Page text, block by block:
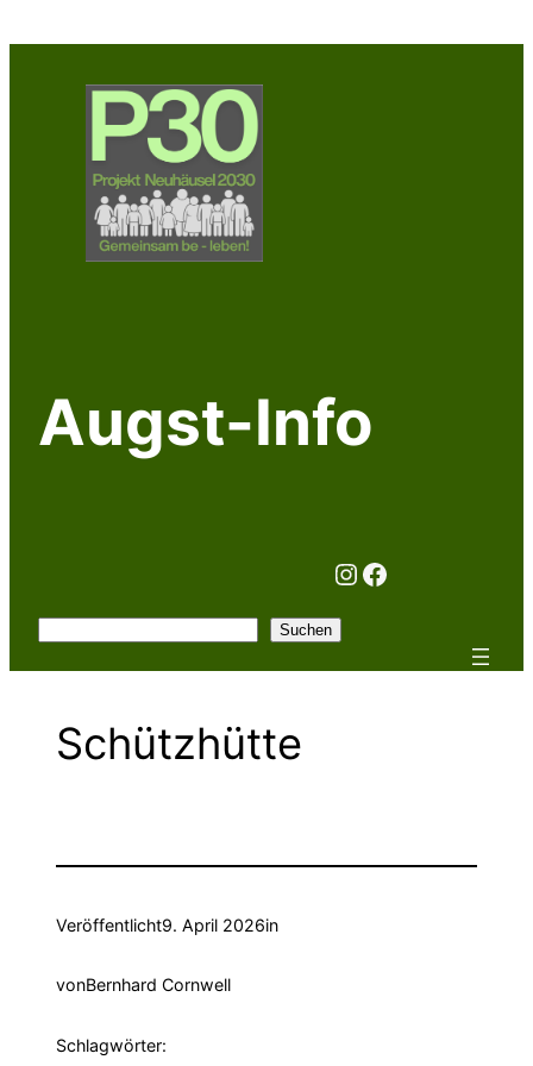
Inhalt
Augst-Info
Instagram
Facebook
Suchen
Schützhütte
Veröffentlicht9. April 2026in
vonBernhard Cornwell
Schlagwörter: